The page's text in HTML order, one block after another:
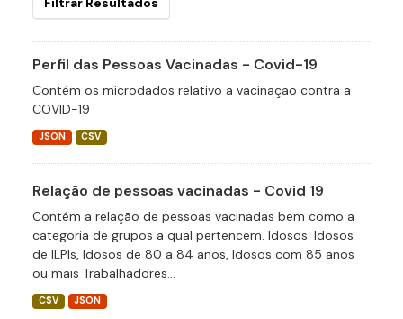
Perfil das Pessoas Vacinadas - Covid-19
Contém os microdados relativo a vacinação contra a
COVID-19
JSON CSV
Relação de pessoas vacinadas - Covid 19
Contém a relação de pessoas vacinadas bem como a
categoria de grupos a qual pertencem. Idosos: Idosos
de ILPIs, Idosos de 80 a 84 anos, Idosos com 85 anos
ou mais Trabalhadores...
CSV JSON